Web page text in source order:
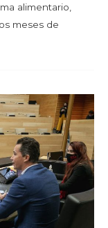
alimentario,
meses de